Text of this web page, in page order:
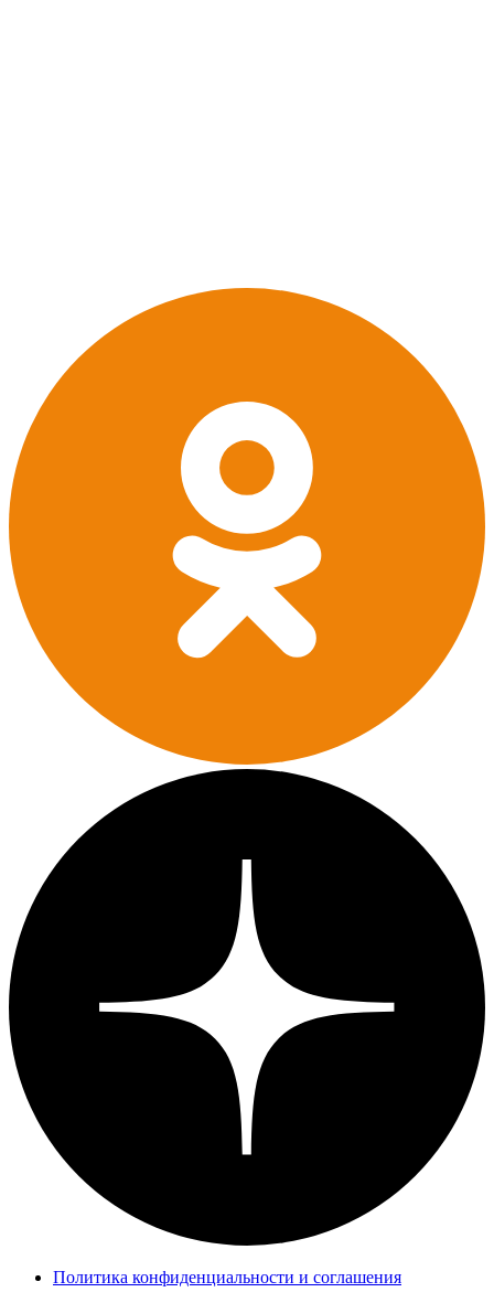
Политика конфиденциальности и соглашения